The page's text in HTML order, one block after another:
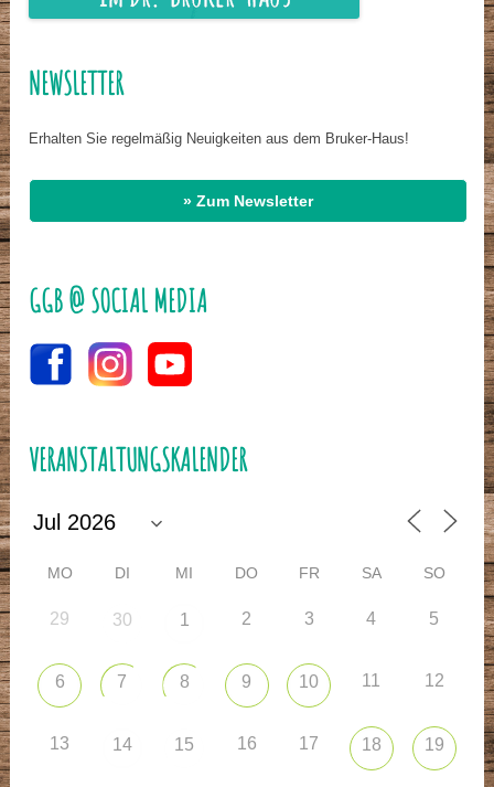
NEWSLETTER
Erhalten Sie regelmäßig Neuigkeiten aus dem Bruker-Haus!
» Zum Newsletter
GGB @ SOCIAL MEDIA
VERANSTALTUNGSKALENDER
MO DI MI DO FR SA SO
29 30 1 2 3 4 5
6 7 8 9 10 11 12
13 14 15 16 17 18 19